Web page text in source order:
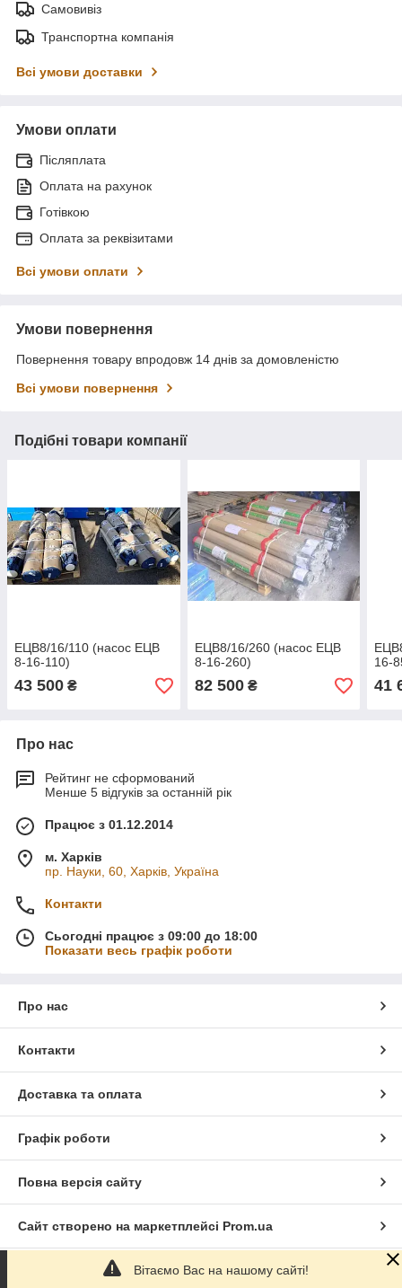
Самовивіз
Транспортна компанія
Всі умови доставки
Умови оплати
Післяплата
Оплата на рахунок
Готівкою
Оплата за реквізитами
Всі умови оплати
Умови повернення
Повернення товару впродовж 14 днів за домовленістю
Всі умови повернення
Подібні товари компанії
ЕЦВ8/16/110 (насос ЕЦВ
8-16-110)
43 500 ₴
ЕЦВ8/16/260 (насос ЕЦВ
8-16-260)
82 500₴
16-
41
Про нас
Рейтинг не сформований
Менше 5 відгуків за останній рік
Працює з 01.12.2014
м. Харків
пр. Науки, 60, Харків, Україна
Контакти
Сьогодні працює з 09:00 до 18:00
Показати весь графік роботи
Про нас
Контакти
Доставка та оплата
Графік роботи
Повна версія сайту
Сайт створено на маркетплейсі Prom.ua
Політика конфіденційностіВітаємо Вас на нашому сайті!